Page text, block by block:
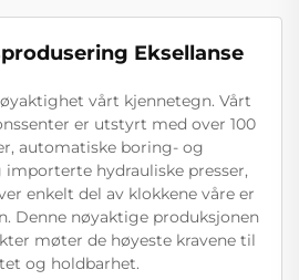
Eksellanse
vårt kjennetegn. Vårt
er utstyrt med over 100
automatiske boring- og
hydrauliske presser,
enkelt del av klokkene våre er
Denne nøyaktige produksjonen
møter de høyeste kravene til
og holdbarhet.